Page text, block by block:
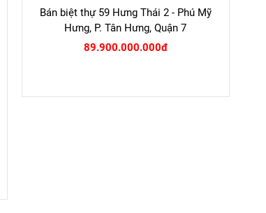
Bán biệt thự 59 Hưng Thái 2 - Phú Mỹ
Hưng, P. Tân Hưng, Quận 7
89.900.000.000đ